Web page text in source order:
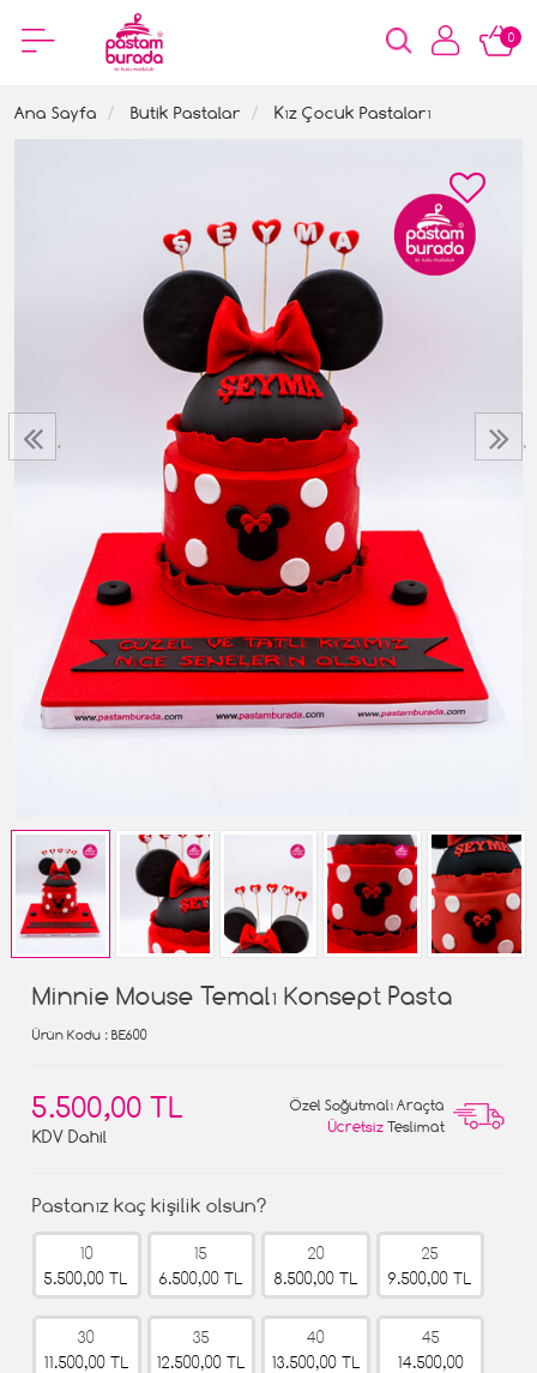
0
Ana Sayfa Butik Pastalar Kız Çocuk Pastaları
‹ ›
Minnie Mouse Temalı Konsept Pasta
Ürün Kodu : BE600
5.500,00 TL
KDV Dahil
Özel Soğutmalı Araçta
Ücretsiz Teslimat
Pastanız kaç kişilik olsun?
10
5.500,00 TL
15
6.500,00 TL
20
8.500,00 TL
25
9.500,00 TL
30
11.500,00 TL
35
12.500,00 TL
40
13.500,00 TL
45
14.500,00